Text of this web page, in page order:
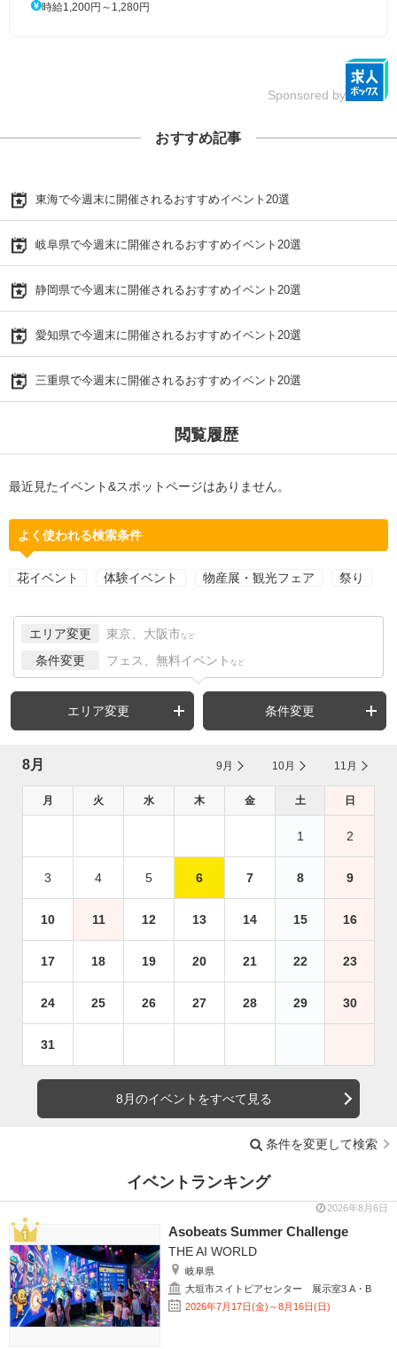
時給1,200円～1,280円
Sponsored by
おすすめ記事
東海で今週末に開催されるおすすめイベント20選
岐阜県で今週末に開催されるおすすめイベント20選
静岡県で今週末に開催されるおすすめイベント20選
愛知県で今週末に開催されるおすすめイベント20選
三重県で今週末に開催されるおすすめイベント20選
閲覧履歴
最近見たイベント&スポットページはありません。
よく使われる検索条件
花イベント 体験イベント 物産展・観光フェア 祭り
エリア変更 東京、大阪市 など
条件変更 フェス、無料イベント など
エリア変更 条件変更
8月 9月 10月 11月
月 火 水 木 金 土 日
1 2
3 4 5 6 7 8 9
10 11 12 13 14 15 16
17 18 19 20 21 22 23
24 25 26 27 28 29 30
31
8月のイベントをすべて見る
条件を変更して検索
イベントランキング
2026年8月6日
Asobeats Summer Challenge
THE AI WORLD
岐阜県
大垣市スイトピアセンター 展示室3 A・B
2026年7月17日(金)～8月16日(日)